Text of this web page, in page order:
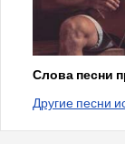
Слова песни
Другие песни